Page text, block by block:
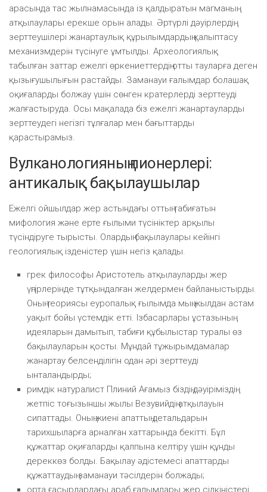
арасында тас жылнамасында із қалдыратын магманың
атқылаулары ерекше орын алады. Әртүрлі дәуірлердің
зерттеушілері жанартаулық құрылымдардың қалыптасу
механизмдерін түсінуге ұмтылды. Археологиялық
табылған заттар ежелгі өркениеттердің отты тауларға деген
қызығушылығын растайды. Заманауи ғалымдар болашақ
оқиғаларды болжау үшін сөнген кратерлерді зерттеуді
жалғастыруда. Осы мақалада біз ежелгі жанартауларды
зерттеудегі негізгі тұлғалар мен бағыттарды
қарастырамыз.
Вулканологияның пионерлері:
антикалық бақылаушылар
Ежелгі ойшылдар жер астындағы оттың табиғатын
мифология және ерте ғылыми түсініктер арқылы
түсіндіруге тырысты. Олардың бақылаулары кейінгі
геологиялық ізденістер үшін негіз қалады.
грек философы Аристотель атқылауларды жер
үңгірлерінде тұтқындалған желдермен байланыстырды.
Оның теориясы еуропалық ғылымда мың жылдан астам
уақыт бойы үстемдік етті. Ізбасарлары ұстазының
идеяларын дамытып, табиғи құбылыстар туралы өз
бақылауларын қосты. Мұндай тұжырымдамалар
жанартау белсенділігін одан әрі зерттеуді
ынталандырды;
римдік натуралист Плиний Ағамыз біздің дәуіріміздің
жетпіс тоғызыншы жылы Везувийдің атқылауын
сипаттады. Оның жиені апаттың детальдарын
тарихшыларға арналған хаттарында бекітті. Бұл
құжаттар оқиғаларды қалпына келтіру үшін құнды
дереккөз болды. Бақылау әдістемесі апаттарды
құжаттаудың заманауи тәсілдерін болжады;
орта ғасырлардағы араб ғалымдары жер сілкіністері